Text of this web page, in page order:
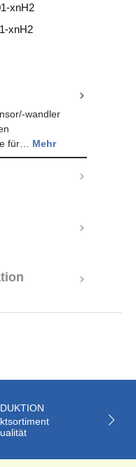
xnH2
xnH2
wandler
für… Mehr